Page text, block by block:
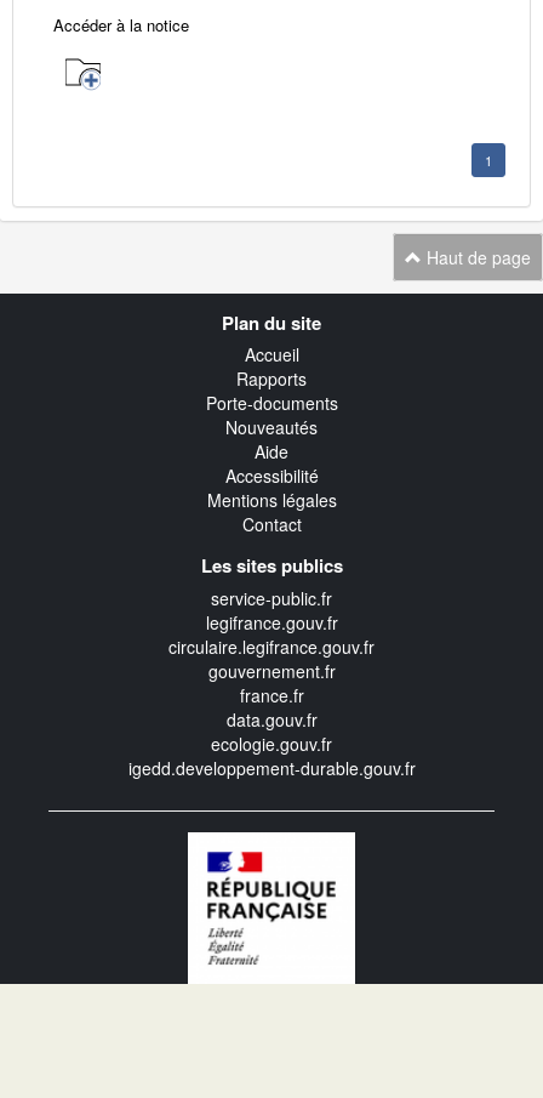
Accéder à la notice
1
Haut de page
Plan du site
Accueil
Rapports
Porte-documents
Nouveautés
Aide
Accessibilité
Mentions légales
Contact
Les sites publics
service-public.fr
legifrance.gouv.fr
circulaire.legifrance.gouv.fr
gouvernement.fr
france.fr
data.gouv.fr
ecologie.gouv.fr
igedd.developpement-durable.gouv.fr